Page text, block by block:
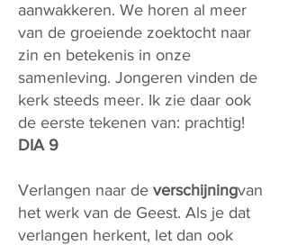
aanwakkeren. We horen al meer
van de groeiende zoektocht naar
zin en betekenis in onze
samenleving. Jongeren vinden de
kerk steeds meer. Ik zie daar ook
de eerste tekenen van: prachtig!
DIA 9
Verlangen naar de verschijningvan
het werk van de Geest. Als je dat
verlangen herkent, let dan ook